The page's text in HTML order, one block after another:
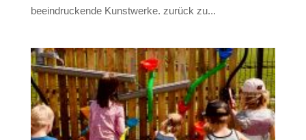
beeindruckende Kunstwerke. zurück zu...